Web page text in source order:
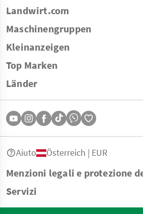
Landwirt.com
Maschinengruppen
Kleinanzeigen
Top Marken
Länder
Menzioni legali e protezione
Servizi
Aiuto Österreich | EUR